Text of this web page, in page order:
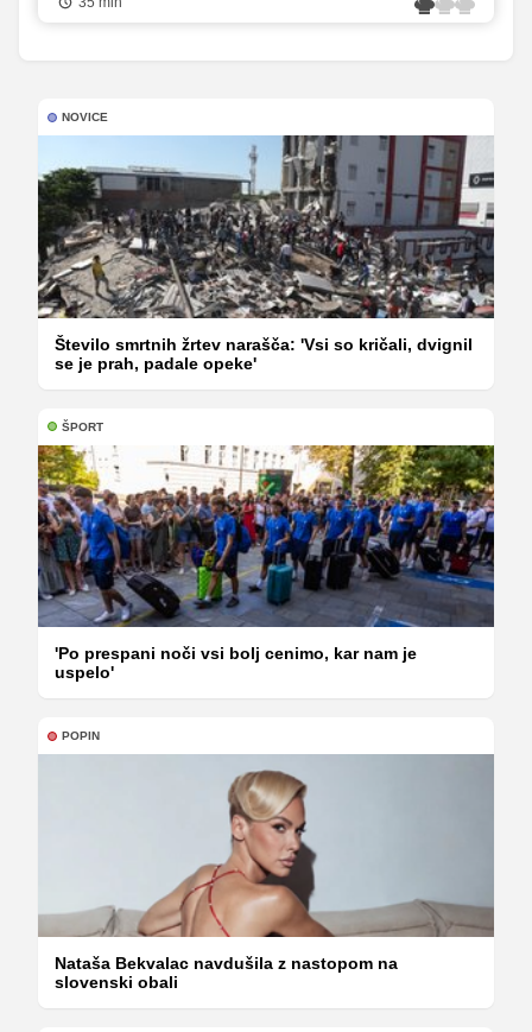
NOVICE
Število smrtnih žrtev narašča: 'Vsi so kričali, dvignil
se je prah, padale opeke'
ŠPORT
'Po prespani noči vsi bolj cenimo, kar nam je
uspelo'
POPIN
Nataša Bekvalac navdušila z nastopom na
slovenski obali